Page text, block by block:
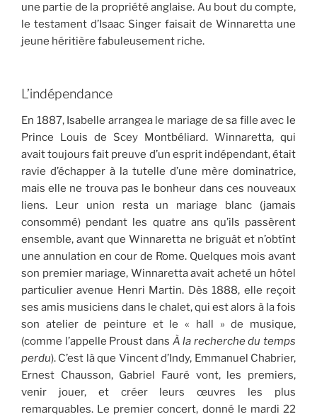
une partie de la propriété anglaise. Au bout du compte,
le testament d’Isaac Singer faisait de Winnaretta une
jeune héritière fabuleusement riche.
L’indépendance
En 1887, Isabelle arrangea le mariage de sa fille avec le
Prince Louis de Scey Montbéliard. Winnaretta, qui
avait toujours fait preuve d’un esprit indépendant, était
ravie d’échapper à la tutelle d’une mère dominatrice,
mais elle ne trouva pas le bonheur dans ces nouveaux
liens. Leur union resta un mariage blanc (jamais
consommé) pendant les quatre ans qu’ils passèrent
ensemble, avant que Winnaretta ne briguât et n’obtînt
une annulation en cour de Rome. Quelques mois avant
son premier mariage, Winnaretta avait acheté un hôtel
particulier avenue Henri Martin. Dès 1888, elle reçoit
ses amis musiciens dans le chalet, qui est alors à la fois
son atelier de peinture et le « hall » de musique,
(comme l’appelle Proust dans À la recherche du temps
perdu). C’est là que Vincent d’Indy, Emmanuel Chabrier,
Ernest Chausson, Gabriel Fauré vont, les premiers,
venir jouer, et créer leurs œuvres les plus
remarquables. Le premier concert, donné le mardi 22